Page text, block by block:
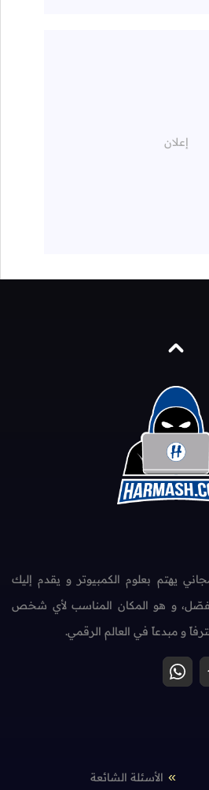
يهتم بعلوم الكمبيوتر و يقدم إليك
و هو المكان المناسب لأي شخص
و مبدعاً في العالم الرقمي.
الأسئلة الشائعة